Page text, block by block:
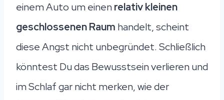
einem Auto um einenrelativ kleinen
geschlossenen Raum handelt, scheint
diese Angst nicht unbegründet. Schließlich
könntest Du das Bewusstsein verlieren und
im Schlaf gar nicht merken, wie der